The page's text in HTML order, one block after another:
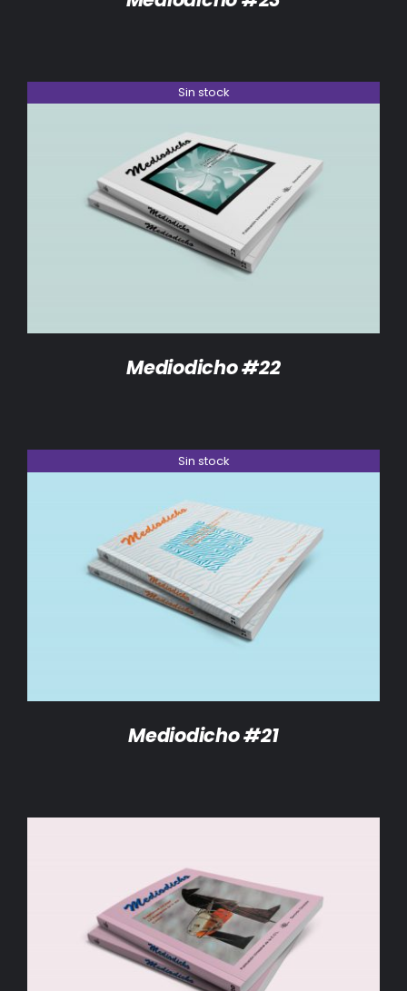
Sin stock
DETALLES
Mediodicho #22
Sin stock
DETALLES
Mediodicho #21
AÑADIR AL CARRITO / DETALLES